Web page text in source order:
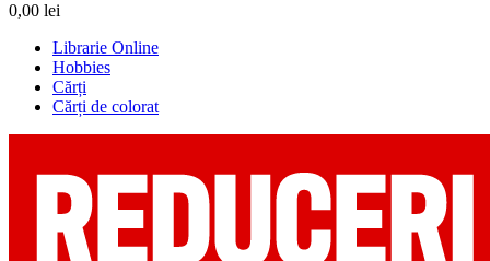
0,00 lei
Librarie Online
Hobbies
Cărți
Cărți de colorat